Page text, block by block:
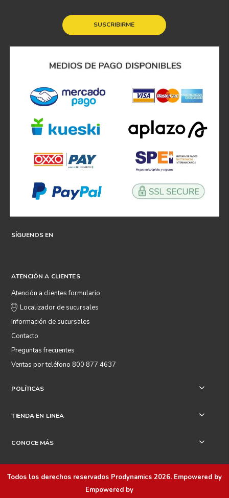
SUSCRIBIRME
SÍGUENOS EN
ATENCIÓN A CLIENTES
Atención a clientes formulario
Localizador de sucursales
Información de sucursales
Contacto
Preguntas frecuentes
Ventas por teléfono 800 877 4637
POLÍTICAS +
TIENDA EN LINEA +
CONOCE MÁS +
Todos los derechos reservados Prodynamics 2026. Empowered by
Empowered by